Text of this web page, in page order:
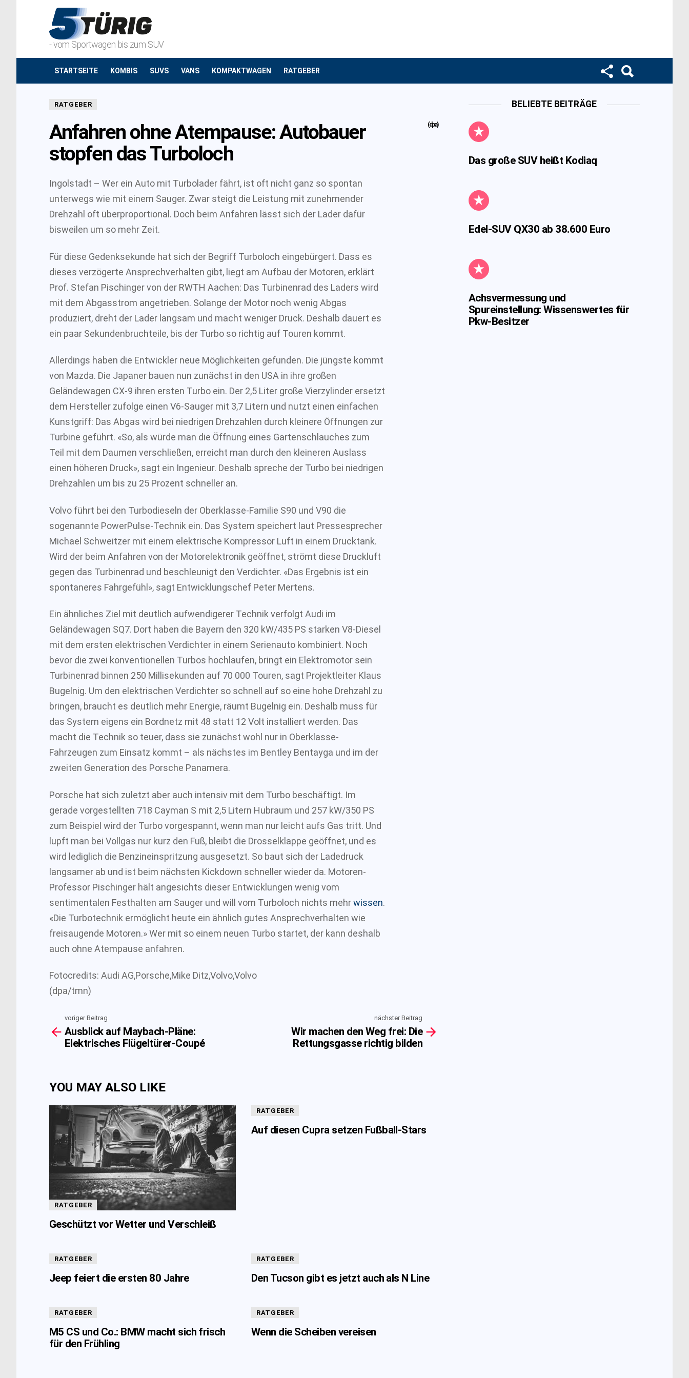
- vom Sportwagen bis zum SUV
STARTSEITE KOMBIS SUVS VANS KOMPAKTWAGEN RATGEBER
RATGEBER
Anfahren ohne Atempause: Autobauer
stopfen das Turboloch
(dpa)
Ingolstadt – Wer ein Auto mit Turbolader fährt, ist oft nicht ganz so spontan
unterwegs wie mit einem Sauger. Zwar steigt die Leistung mit zunehmender
Drehzahl oft überproportional. Doch beim Anfahren lässt sich der Lader dafür
bisweilen um so mehr Zeit.
Für diese Gedenksekunde hat sich der Begriff Turboloch eingebürgert. Dass es
dieses verzögerte Ansprechverhalten gibt, liegt am Aufbau der Motoren, erklärt
Prof. Stefan Pischinger von der RWTH Aachen: Das Turbinenrad des Laders wird
mit dem Abgasstrom angetrieben. Solange der Motor noch wenig Abgas
produziert, dreht der Lader langsam und macht weniger Druck. Deshalb dauert es
ein paar Sekundenbruchteile, bis der Turbo so richtig auf Touren kommt.
Allerdings haben die Entwickler neue Möglichkeiten gefunden. Die jüngste kommt
von Mazda. Die Japaner bauen nun zunächst in den USA in ihre großen
Geländewagen CX-9 ihren ersten Turbo ein. Der 2,5 Liter große Vierzylinder ersetzt
dem Hersteller zufolge einen V6-Sauger mit 3,7 Litern und nutzt einen einfachen
Kunstgriff: Das Abgas wird bei niedrigen Drehzahlen durch kleinere Öffnungen zur
Turbine geführt. «So, als würde man die Öffnung eines Gartenschlauches zum
Teil mit dem Daumen verschließen, erreicht man durch den kleineren Auslass
einen höheren Druck», sagt ein Ingenieur. Deshalb spreche der Turbo bei niedrigen
Drehzahlen um bis zu 25 Prozent schneller an.
Volvo führt bei den Turbodieseln der Oberklasse-Familie S90 und V90 die
sogenannte PowerPulse-Technik ein. Das System speichert laut Pressesprecher
Michael Schweitzer mit einem elektrische Kompressor Luft in einem Drucktank.
Wird der beim Anfahren von der Motorelektronik geöffnet, strömt diese Druckluft
gegen das Turbinenrad und beschleunigt den Verdichter. «Das Ergebnis ist ein
spontaneres Fahrgefühl», sagt Entwicklungschef Peter Mertens.
Ein ähnliches Ziel mit deutlich aufwendigerer Technik verfolgt Audi im
Geländewagen SQ7. Dort haben die Bayern den 320 kW/435 PS starken V8-Diesel
mit dem ersten elektrischen Verdichter in einem Serienauto kombiniert. Noch
bevor die zwei konventionellen Turbos hochlaufen, bringt ein Elektromotor sein
Turbinenrad binnen 250 Millisekunden auf 70 000 Touren, sagt Projektleiter Klaus
Bugelnig. Um den elektrischen Verdichter so schnell auf so eine hohe Drehzahl zu
bringen, braucht es deutlich mehr Energie, räumt Bugelnig ein. Deshalb muss für
das System eigens ein Bordnetz mit 48 statt 12 Volt installiert werden. Das
macht die Technik so teuer, dass sie zunächst wohl nur in Oberklasse-
Fahrzeugen zum Einsatz kommt – als nächstes im Bentley Bentayga und im der
zweiten Generation des Porsche Panamera.
Porsche hat sich zuletzt aber auch intensiv mit dem Turbo beschäftigt. Im
gerade vorgestellten 718 Cayman S mit 2,5 Litern Hubraum und 257 kW/350 PS
zum Beispiel wird der Turbo vorgespannt, wenn man nur leicht aufs Gas tritt. Und
lupft man bei Vollgas nur kurz den Fuß, bleibt die Drosselklappe geöffnet, und es
wird lediglich die Benzineinspritzung ausgesetzt. So baut sich der Ladedruck
langsamer ab und ist beim nächsten Kickdown schneller wieder da. Motoren-
Professor Pischinger hält angesichts dieser Entwicklungen wenig vom
sentimentalen Festhalten am Sauger und will vom Turboloch nichts mehrwissen.
«Die Turbotechnik ermöglicht heute ein ähnlich gutes Ansprechverhalten wie
freisaugende Motoren.» Wer mit so einem neuen Turbo startet, der kann deshalb
auch ohne Atempause anfahren.
Fotocredits: Audi AG,Porsche,Mike Ditz,Volvo,Volvo
(dpa/tmn)
more
voriger Beitrag
Ausblick auf Maybach-Pläne:
Elektrisches Flügeltürer-Coupé
nächster Beitrag
Wir machen den Weg frei: Die
Rettungsgasse richtig bilden
YOU MAY ALSO LIKE
RATGEBER
Geschützt vor Wetter und Verschleiß
RATGEBER
Auf diesen Cupra setzen Fußball-Stars
RATGEBER
Jeep feiert die ersten 80 Jahre
RATGEBER
Den Tucson gibt es jetzt auch als N Line
RATGEBER
M5 CS und Co.: BMW macht sich frisch
für den Frühling
RATGEBER
Wenn die Scheiben vereisen
BELIEBTE BEITRÄGE
Das große SUV heißt Kodiaq
Edel-SUV QX30 ab 38.600 Euro
Achsvermessung und
Spureinstellung: Wissenswertes für
Pkw-Besitzer